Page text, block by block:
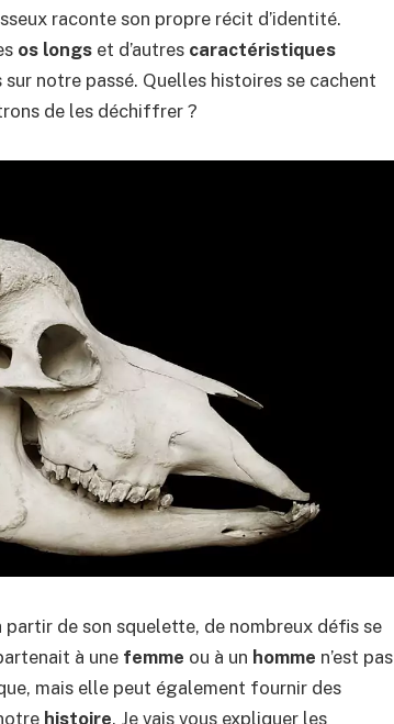
raconte son propre récit d’identité.
os longs et d’autres caractéristiques
notre passé. Quelles histoires se cachent
de les déchiffrer ?
partir de son squelette, de nombreux défis se
à une femme ou à un homme n’est pas
mais elle peut également fournir des
histoire. Je vais vous expliquer les